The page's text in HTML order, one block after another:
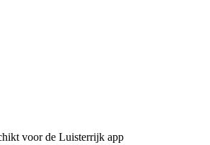
voor de Luisterrijk app